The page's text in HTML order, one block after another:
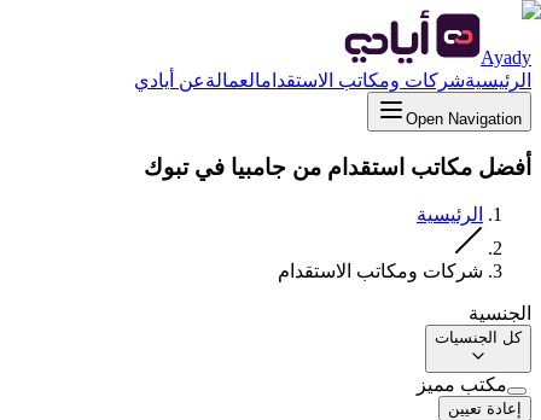
Ayady
الرئيسيةشركات ومكاتب الاستقدامالعمالةعن أيادي
Open Navigation
أفضل مكاتب استقدام من جامبيا في تبوك
الرئيسية
شركات ومكاتب الاستقدام
الجنسية
كل الجنسيات
مكتب مميز
إعادة تعيين